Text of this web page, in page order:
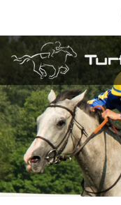
content